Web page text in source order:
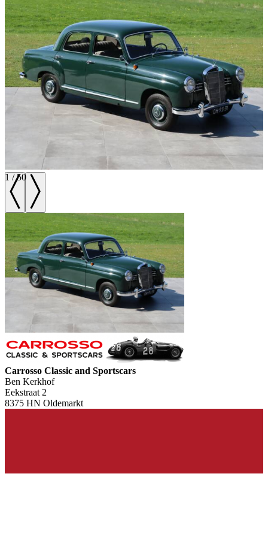
1 /50
Carrosso Classic and Sportscars
Ben Kerkhof
Eekstraat 2
8375 HN Oldemarkt